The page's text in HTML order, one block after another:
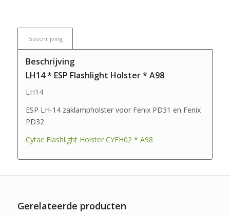
Beschrijving
Beschrijving
LH14 * ESP Flashlight Holster * A98
LH14
ESP LH-14 zaklampholster voor Fenix PD31 en Fenix
PD32
Cytac Flashlight Holster CYFH02 * A98
Gerelateerde producten